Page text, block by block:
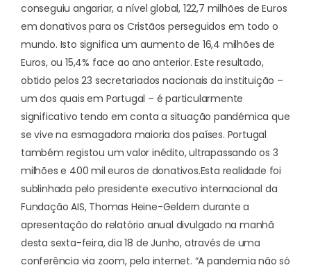
conseguiu angariar, a nível global, 122,7 milhões de Euros
em donativos para os Cristãos perseguidos em todo o
mundo. Isto significa um aumento de 16,4 milhões de
Euros, ou 15,4% face ao ano anterior. Este resultado,
obtido pelos 23 secretariados nacionais da instituição –
um dos quais em Portugal – é particularmente
significativo tendo em conta a situação pandémica que
se vive na esmagadora maioria dos países. Portugal
também registou um valor inédito, ultrapassando os 3
milhões e 400 mil euros de donativos.Esta realidade foi
sublinhada pelo presidente executivo internacional da
Fundação AIS, Thomas Heine-Geldern durante a
apresentação do relatório anual divulgado na manhã
desta sexta-feira, dia 18 de Junho, através de uma
conferência via zoom, pela internet. “A pandemia não só